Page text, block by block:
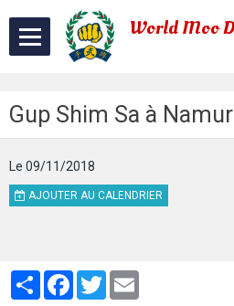
Gup Shim Sa à Namur
Le 09/11/2018
AJOUTER AU CALENDRIER
PartagerFacebook
Twitter